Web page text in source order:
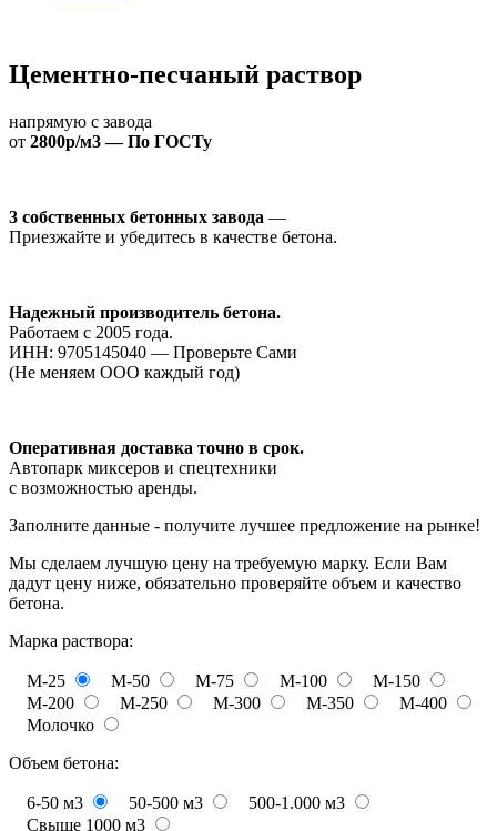
Цементно-песчаный раствор
напрямую с завода
от 2800р/м3 — По ГОСТу
3 собственных бетонных завода —
Приезжайте и убедитесь в качестве бетона.
Надежный производитель бетона.
Работаем с 2005 года.
ИНН: 9705145040 — Проверьте Сами
(Не меняем ООО каждый год)
Оперативная доставка точно в срок.
Автопарк миксеров и спецтехники
с возможностью аренды.
Заполните данные - получите лучшее предложение на рынке!
Мы сделаем лучшую цену на требуемую марку. Если Вам
дадут цену ниже, обязательно проверяйте объем и качество
бетона.
Марка раствора:
М-25 М-50 М-75 М-100
М-150
М-200
М-250 М-300 М-350
М-400
Молочко
Объем бетона:
6-50 м3 50-500 м3
500-1.000 м3
Свыше 1000 м3